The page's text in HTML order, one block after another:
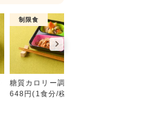
彩り旬菜プラス
制限食
糖質カロリー調整食
648円(1食分/税込)